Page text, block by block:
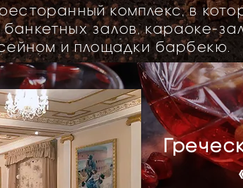
комплекс, в
банкетных залов, караоке-
и площадки барбекю.